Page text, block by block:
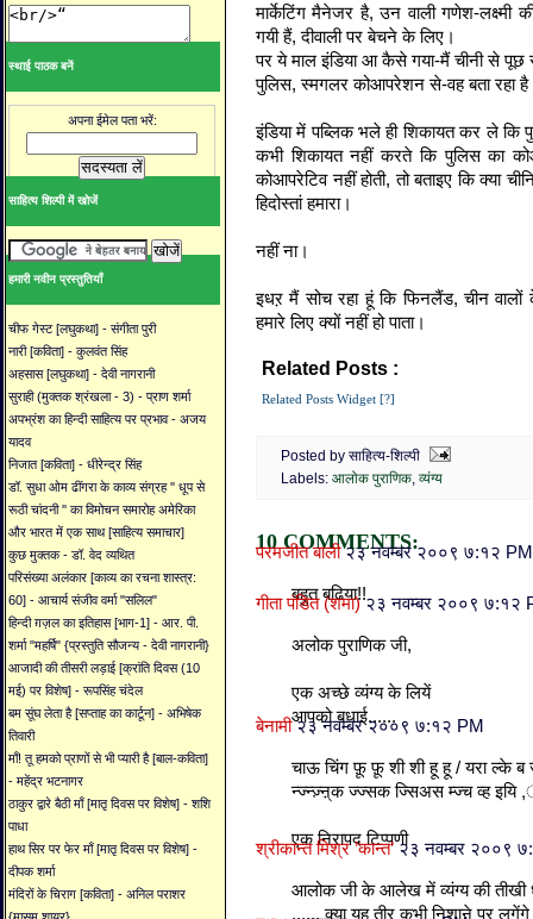
स्थाई पाठक बनें
अपना ईमेल पता भरें:
साहित्य शिल्पी में खोजें
हमारी नवीन प्रस्तुतियाँ
चीफ गेस्ट [लघुकथा] - संगीता पुरी
नारी [कविता] - कुलवंत सिंह
अहसास [लघुकथा] - देवी नागरानी
सुराही (मुक्तक श्रंखला - 3) - प्राण शर्मा
अपभ्रंश का हिन्दी साहित्य पर प्रभाव - अजय
यादव
निजात [कविता] - धीरेन्द्र सिंह
डॉ. सुधा ओम ढींगरा के काव्य संग्रह '' धूप से
रूठी चांदनी '' का विमोचन समारोह अमेरिका
और भारत में एक साथ [साहित्य समाचार]
कुछ मुक्तक - डॉ. वेद व्यथित
परिसंख्या अलंकार [काव्य का रचना शास्त्र:
60] - आचार्य संजीव वर्मा "सलिल"
हिन्दी ग़ज़ल का इतिहास [भाग-1] - आर. पी.
शर्मा "महर्षि" {प्रस्तुति सौजन्य - देवी नागरानी}
आजादी की तीसरी लड़ाई [क्रांति दिवस (10
मई) पर विशेष] - रूपसिंह चंदेल
बम सूंघ लेता है [सप्ताह का कार्टून] - अभिषेक
तिवारी
माँ! तू हमको प्राणों से भी प्यारी है [बाल-कविता]
- महेंद्र भटनागर
ठाकुर द्वारे बैठी माँ [मातृ दिवस पर विशेष] - शशि
पाधा
हाथ सिर पर फेर माँ [मातृ दिवस पर विशेष] -
दीपक शर्मा
मंदिरों के चिराग [कविता] - अनिल पराशर
मार्केटिंग मैनेजर है, उन वाली गणेश-लक्ष्मी
गयी हैं, दीवाली पर बेचने के लिए।
पर ये माल इंडिया आ कैसे गया-मैं चीनी से पूछ
पुलिस, स्मगलर कोआपरेशन से-वह बता रहा
इंडिया में पब्लिक भले ही शिकायत कर ले कि
कभी शिकायत नहीं करते कि पुलिस का
कोआपरेटिव नहीं होती, तो बताइए कि क्या
हिदोस्तां हमारा।
नहीं ना।
इधऱ मैं सोच रहा हूं कि फिनलैंड, चीन वालों
हमारे लिए क्यों नहीं हो पाता।
Related Posts :
Related Posts Widget [?]
Posted by साहित्य-शिल्पी
Labels: आलोक पुराणिक, व्यंग्य
10 COMMENTS:
परमजीत बाली २३ नवम्बर २००९ ७:१२ PM
बहुत बढिया!!
गीता पंडित (शमा) २३ नवम्बर २००९ ७:१२
अलोक पुराणिक जी,
एक अच्छे व्यंग्य के लियें
आपको बधाई......
बेनामी२३ नवम्बर २००९ ७:१२ PM
चाऊ चिंग फ़ू फ़ू शी शी हू हू / यरा ल्के
न्ज्न्ज़्ऩ्क ज्ज्सक ज्सिअस म्ज्च व्ह
एक निरापद टिप्पणी
श्रीकान्त मिश्र ’कान्त’ २३ नवम्बर २००९
आलोक जी के आलेख में व्यंग्य की तीखी
...... क्या यह तीर कभी निशाने पर